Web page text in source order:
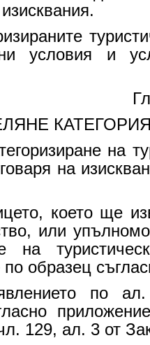
условия и
на
на
което ще
или
на
по образец
по ал.
129, ал. 3 от